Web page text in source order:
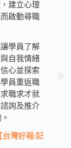
建立心理
啟動尋職
學員了解
自我情緒
心並探索
員重返職
職求才就
詢及推介
台灣好報/記